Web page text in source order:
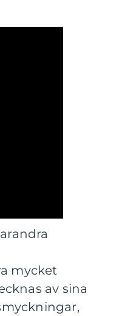
mycket
av sina